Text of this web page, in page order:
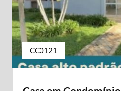
CC0121